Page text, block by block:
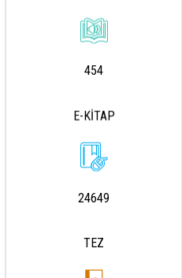
454
E-KİTAP
24649
TEZ